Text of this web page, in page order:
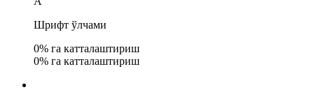
Шрифт ўлчами
0% га катталаштириш
0% га катталаштириш